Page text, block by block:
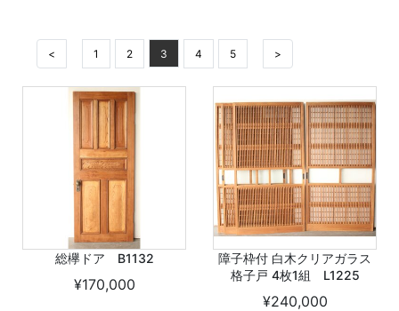
< 1 2 3 4 5 >
総欅ドア B1132
¥170,000
障子枠付 白木クリアガラス
格子戸 4枚1組 L1225
¥240,000